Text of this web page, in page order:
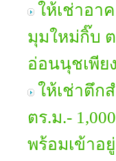
ให้เช่าอา
มุมใหม่กิ๊บ
อ่อนนุชเพีย
ให้เช่าตึก
ตร.ม.-
พร้อมเข้าอ